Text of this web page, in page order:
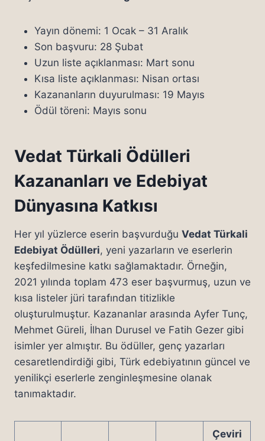
Yayın dönemi: 1 Ocak – 31 Aralık
Son başvuru: 28 Şubat
Uzun liste açıklanması: Mart sonu
Kısa liste açıklanması: Nisan ortası
Kazananların duyurulması: 19 Mayıs
Ödül töreni: Mayıs sonu
Vedat Türkali Ödülleri
Kazananları ve Edebiyat
Dünyasına Katkısı
Her yıl yüzlerce eserin başvurduğu Vedat Türkali
Edebiyat Ödülleri, yeni yazarların ve eserlerin
keşfedilmesine katkı sağlamaktadır. Örneğin,
2021 yılında toplam 473 eser başvurmuş, uzun ve
kısa listeler jüri tarafından titizlikle
oluşturulmuştur. Kazananlar arasında Ayfer Tunç,
Mehmet Güreli, İlhan Durusel ve Fatih Gezer gibi
isimler yer almıştır. Bu ödüller, genç yazarları
cesaretlendirdiği gibi, Türk edebiyatının güncel ve
yenilikçi eserlerle zenginleşmesine olanak
tanımaktadır.
Çeviri